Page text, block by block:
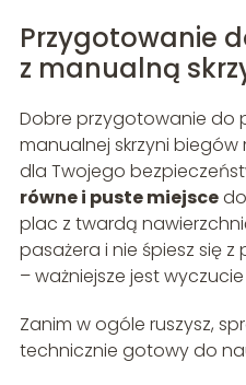
Przygotowanie
z manualną
Dobre przygotowanie do
manualnej skrzyni
dla Twojego
równe i puste miejscedo
plac z twardą
pasażera i nie śpiesz się
– ważniejsze jest
Zanim w ogóle ruszysz,
technicznie gotowy do